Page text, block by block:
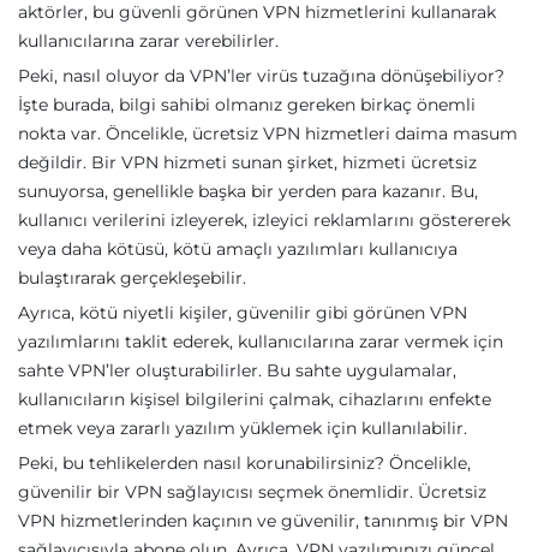
aktörler, bu güvenli görünen VPN hizmetlerini kullanarak
kullanıcılarına zarar verebilirler.
Peki, nasıl oluyor da VPN’ler virüs tuzağına dönüşebiliyor?
İşte burada, bilgi sahibi olmanız gereken birkaç önemli
nokta var. Öncelikle, ücretsiz VPN hizmetleri daima masum
değildir. Bir VPN hizmeti sunan şirket, hizmeti ücretsiz
sunuyorsa, genellikle başka bir yerden para kazanır. Bu,
kullanıcı verilerini izleyerek, izleyici reklamlarını göstererek
veya daha kötüsü, kötü amaçlı yazılımları kullanıcıya
bulaştırarak gerçekleşebilir.
Ayrıca, kötü niyetli kişiler, güvenilir gibi görünen VPN
yazılımlarını taklit ederek, kullanıcılarına zarar vermek için
sahte VPN’ler oluşturabilirler. Bu sahte uygulamalar,
kullanıcıların kişisel bilgilerini çalmak, cihazlarını enfekte
etmek veya zararlı yazılım yüklemek için kullanılabilir.
Peki, bu tehlikelerden nasıl korunabilirsiniz? Öncelikle,
güvenilir bir VPN sağlayıcısı seçmek önemlidir. Ücretsiz
VPN hizmetlerinden kaçının ve güvenilir, tanınmış bir VPN